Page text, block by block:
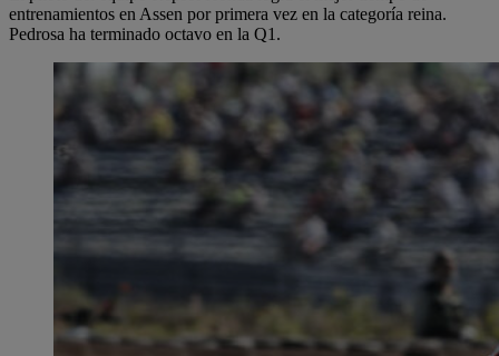
entrenamientos en Assen por primera vez en la categoría reina.
Pedrosa ha terminado octavo en la Q1.